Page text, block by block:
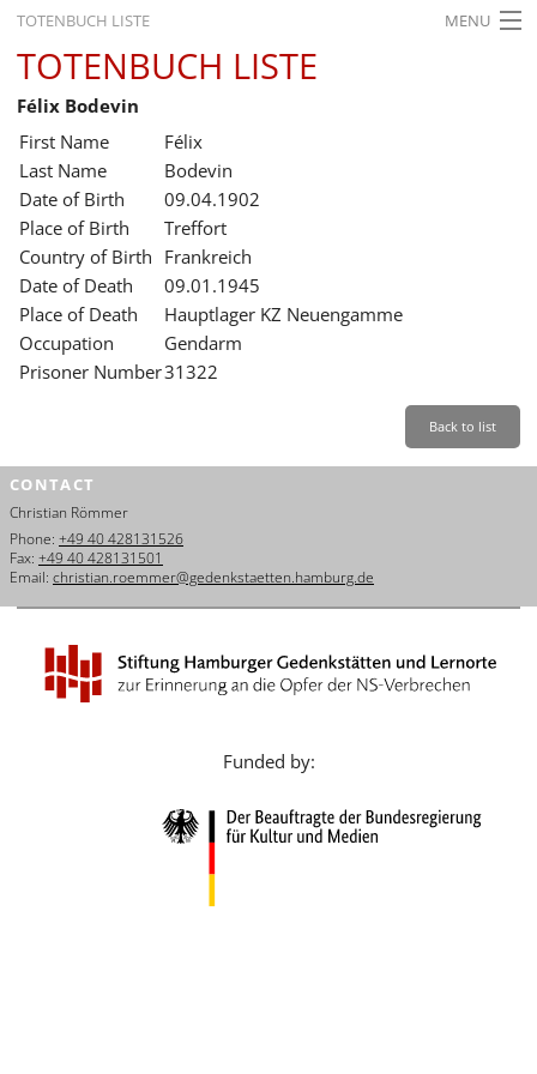
TOTENBUCH LISTE MENU
STARTSEITE
AUSSTELLUNGEN
GESCHICHTE
BILDUNG
FORSCHUNG
SERVICE
Leichte Sprache Back
Dansk
Español
Italiano
Nederlands
Português
TOTENBUCH LISTE
Félix Bodevin
First Name
Félix
Last Name
Bodevin
Date of Birth
09.04.1902
Place of Birth
Treffort
Country of Birth Frankreich
Date of Death
09.01.1945
Place of Death
Hauptlager KZ Neuengamme
Occupation
Gendarm
Prisoner Number31322
Back to list
CONTACT
Christian Römmer
Phone: +49 40 428131526
Fax: +49 40 428131501
Email: christian.roemmer@gedenkstaetten.hamburg.de
Funded by: